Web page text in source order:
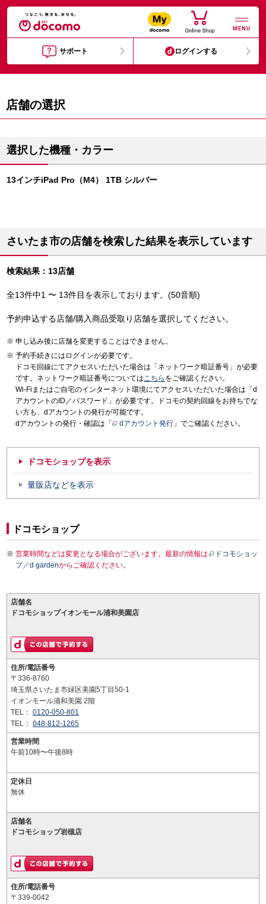
MENU
サポート ログインする
店舗の選択
選択した機種・カラー
13インチiPad Pro（M4） 1TB シルバー
さいたま市の店舗を検索した結果を表示しています
検索結果：13店舗
全13件中1 〜 13件目を表示しております。(50音順)
予約申込する店舗/購入商品受取り店舗を選択してください。
申し込み後に店舗を変更することはできません。
予約手続きにはログインが必要です。
ドコモ回線にてアクセスいただいた場合は「ネットワーク暗証番号」が必要
です。ネットワーク暗証番号についてはこちら をご確認ください。
Wi-Fiまたはご自宅のインターネット環境にてアクセスいただいた場合は「d
アカウントのID／パスワード」が必要です。ドコモの契約回線をお持ちでな
い方も、dアカウントの発行が可能です。
dアカウントの発行・確認は「
dアカウント発行 」でご確認ください。
ドコモショップを表示
量販店などを表示
ドコモショップ
営業時間などは変更となる場合がございます。最新の情報は
ドコモショッ
プ／d gardenからご確認ください。
店舗名
ドコモショップイオンモール浦和美園店
住所/電話番号
〒336-8760
埼玉県さいたま市緑区美園5丁目50-1
イオンモール浦和美園 2階
TEL： 0120-050-801
TEL： 048-812-1265
営業時間
午前10時〜午後8時
定休日
無休
店舗名
ドコモショップ岩槻店
住所/電話番号
〒339-0042